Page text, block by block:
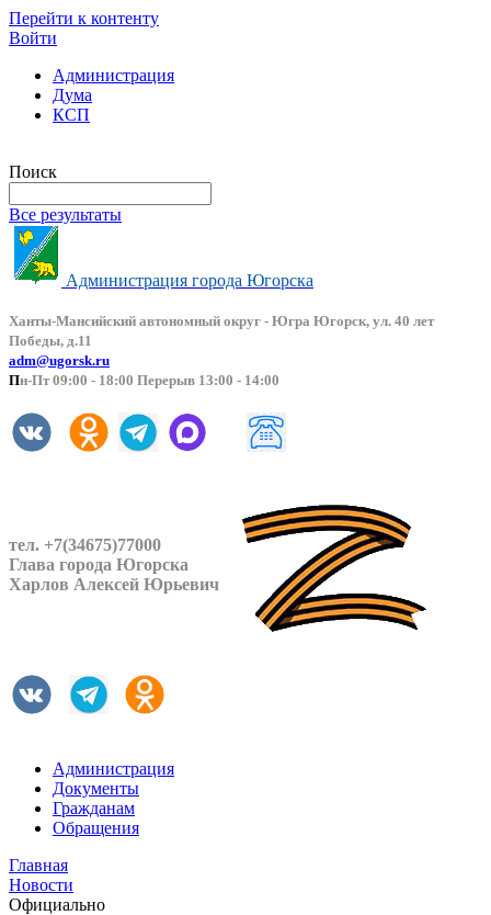
Перейти к контенту
Войти
Администрация
Дума
КСП
Поиск
Все результаты
Администрация города Югорска
Ханты-Мансийский автономный округ - Югра Югорск, ул. 40 лет
Победы, д.11
adm@ugorsk.ru
Пн-Пт 09:00 - 18:00 Перерыв 13:00 - 14:00
тел. +7(34675)77000
Глава города Югорска
Харлов Алексей Юрьевич
Администрация
Документы
Гражданам
Обращения
Главная
Новости
Официально